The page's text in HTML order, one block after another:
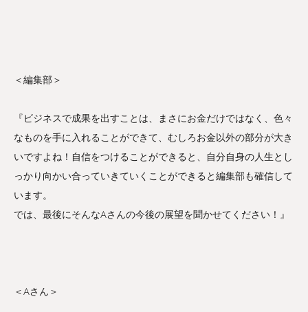
＜編集部＞
『ビジネスで成果を出すことは、まさにお金だけではなく、色々
なものを手に入れることができて、むしろお金以外の部分が大き
いですよね！自信をつけることができると、自分自身の人生とし
っかり向かい合っていきていくことができると編集部も確信して
います。
では、最後にそんなAさんの今後の展望を聞かせてください！』
＜Aさん＞